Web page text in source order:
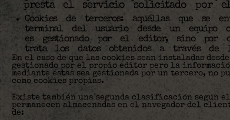
presta el servicio solicitado por
Cookies de terceros: aquéllas que se
terminal del usuario desde un equipo
es gestionado por el editor, sino por
trata los datos obtenidos a través de
En el caso de que las cookies sean instaladas
gestionado por el propio editor pero la
mediante éstas sea gestionada por un tercero, no
como cookies propias.
Existe también una segunda clasificación según el
permanecen almacenadas en el navegador del
de: